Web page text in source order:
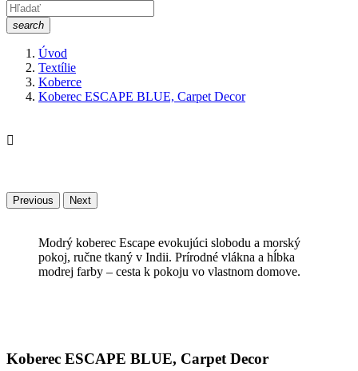
search
Úvod
Textílie
Koberce
Koberec ESCAPE BLUE, Carpet Decor

Previous Next
Modrý koberec Escape evokujúci slobodu a morský
pokoj, ručne tkaný v Indii. Prírodné vlákna a hĺbka
modrej farby – cesta k pokoju vo vlastnom domove.
Koberec ESCAPE BLUE, Carpet Decor